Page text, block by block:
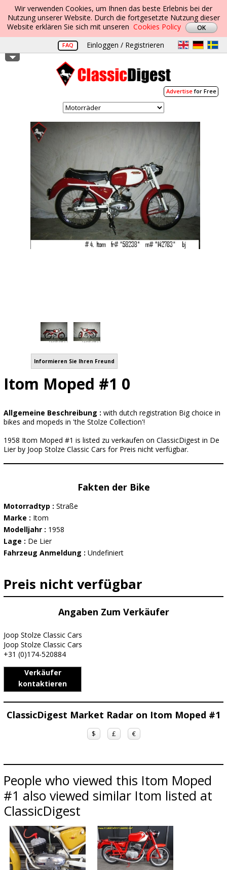
Wir verwenden Cookies, um Ihnen das beste Erlebnis bei der
Nutzung unserer Website. Durch die fortgesetzte Nutzung dieser
Website erklären Sie sich mit unseren Cookies Policy
FAQ Einloggen / Registrieren
Advertisefor Free
Informieren Sie Ihren Freund
Itom Moped #1 0
Allgemeine Beschreibung : with dutch registration Big choice in
bikes and mopeds in 'the Stolze Collection'!
1958 Itom Moped #1 is listed zu verkaufen on ClassicDigest in De
Lier by Joop Stolze Classic Cars for Preis nicht verfügbar.
Fakten der Bike
Motorradtyp : Straße
Marke : Itom
Modelljahr : 1958
Lage : De Lier
Fahrzeug Anmeldung : Undefiniert
Preis nicht verfügbar
Angaben Zum Verkäufer
Joop Stolze Classic Cars
Joop Stolze Classic Cars
+31 (0)174-520884
Verkäufer
kontaktieren
ClassicDigest Market Radar on Itom Moped #1
$ £ €
People who viewed this Itom Moped
#1 also viewed similar Itom listed at
ClassicDigest